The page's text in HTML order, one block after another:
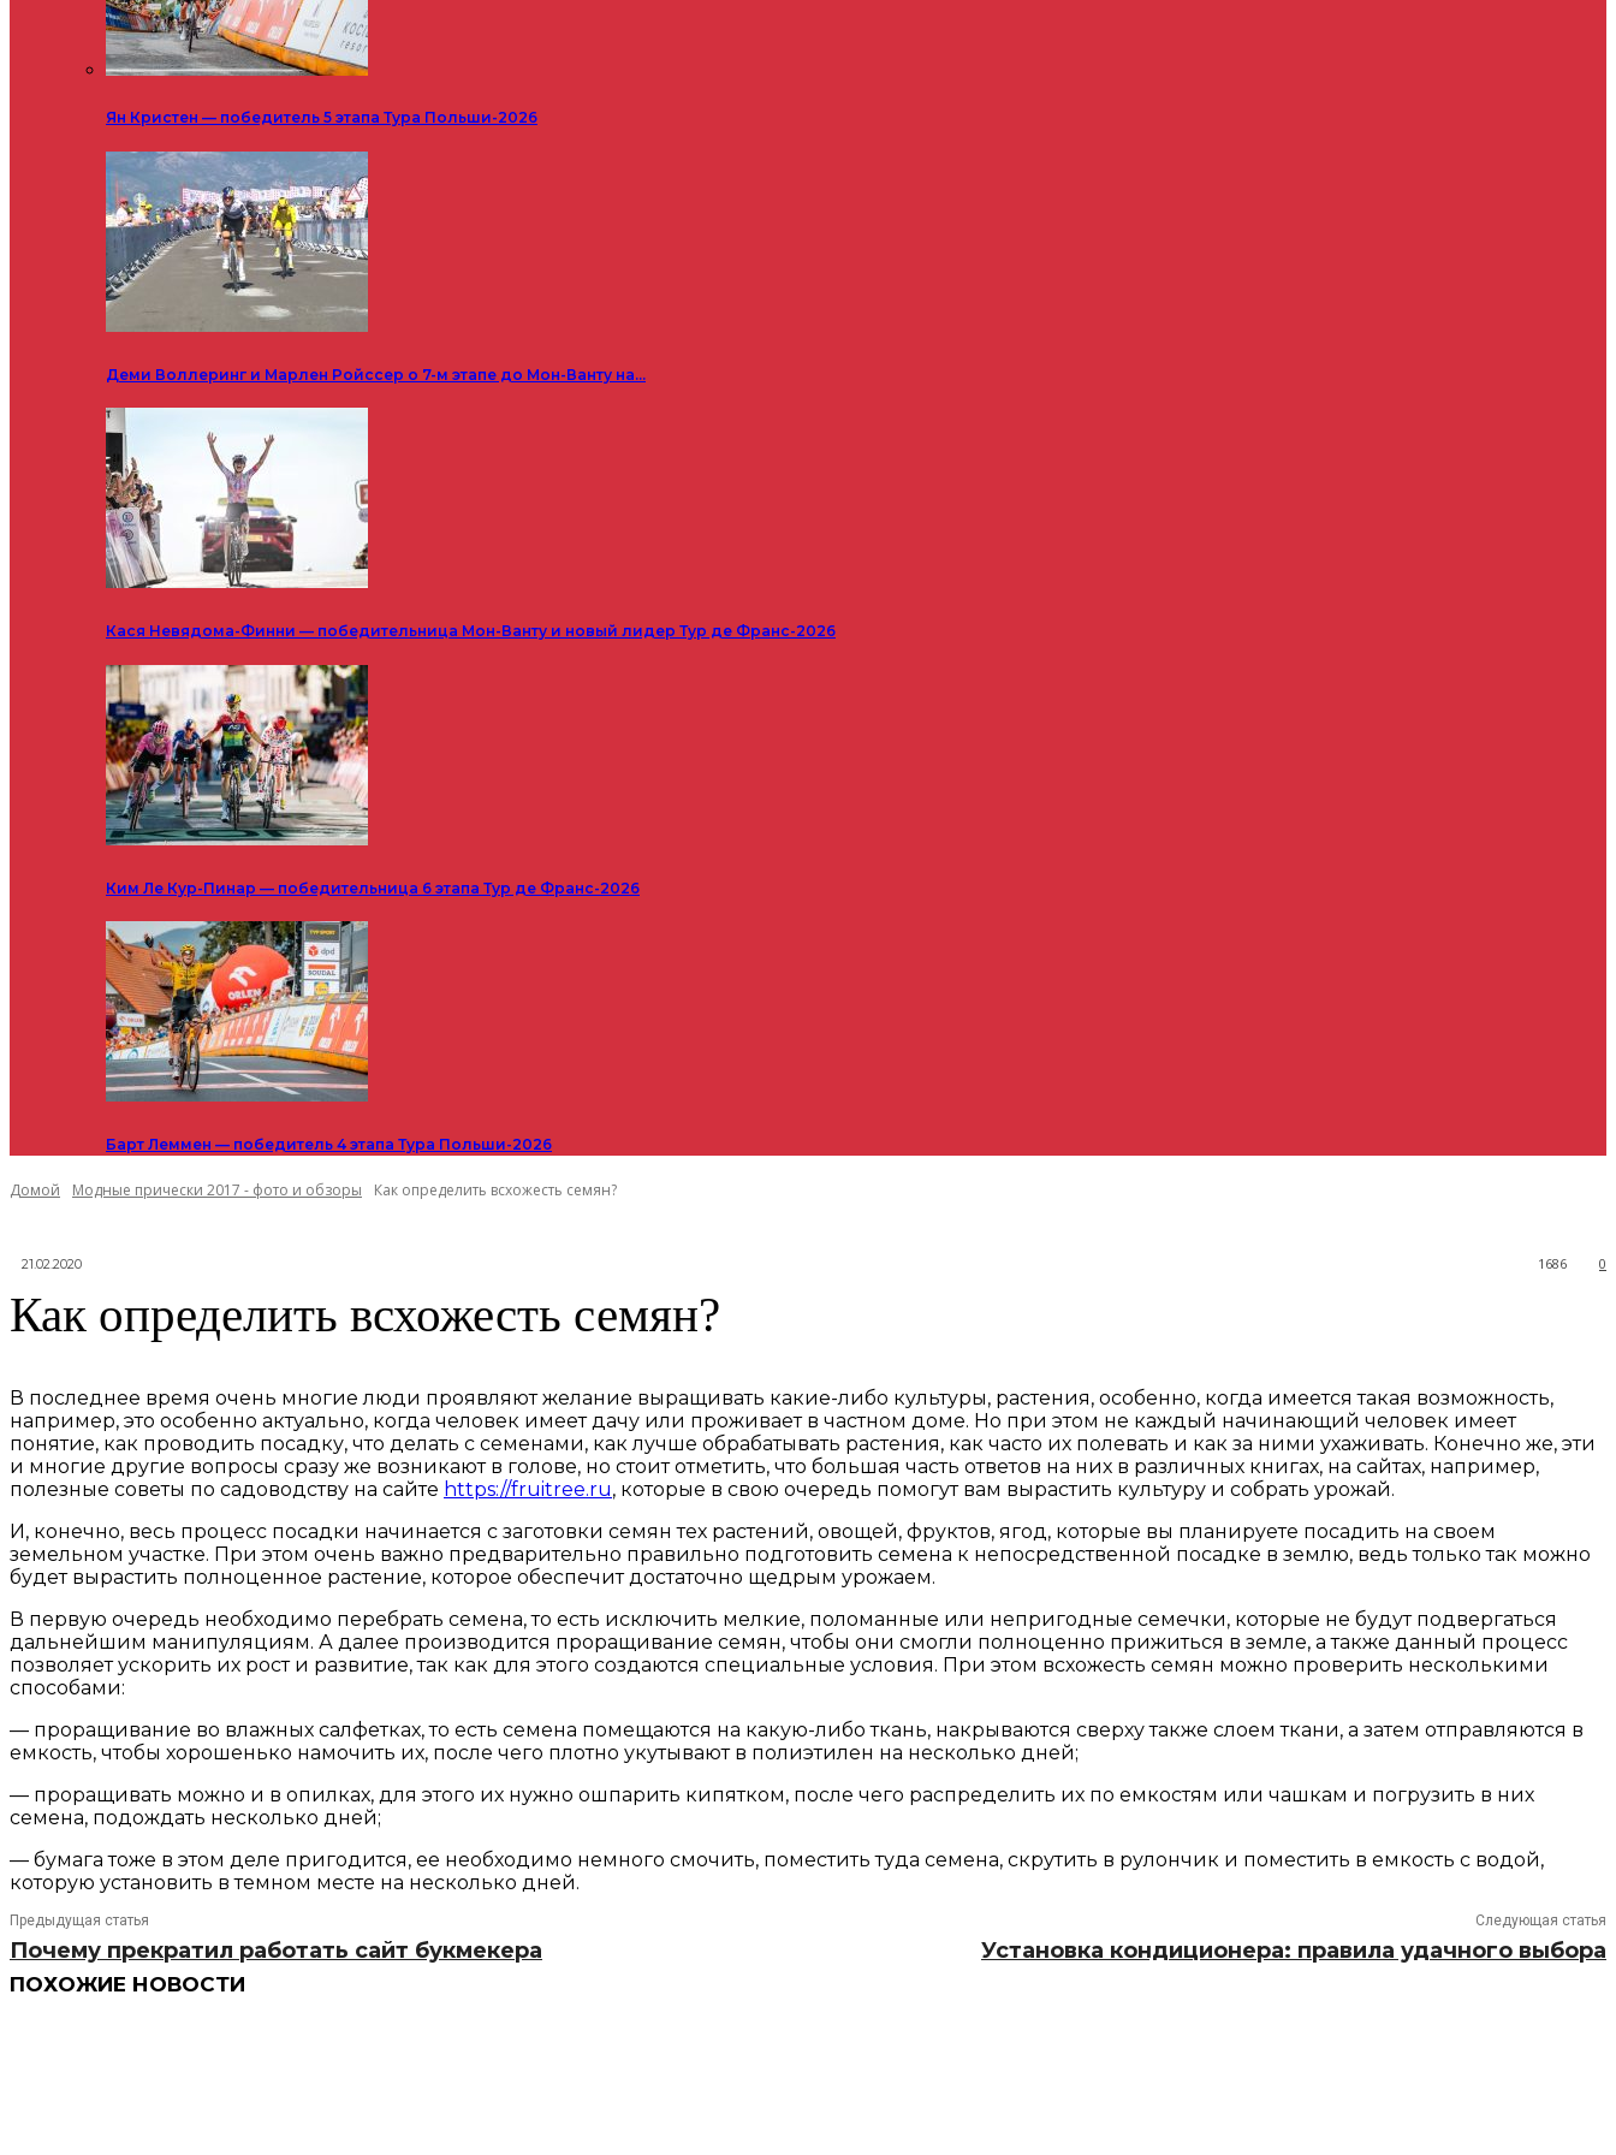
Ян Кристен — победитель 5 этапа Тура Польши-2026
Деми Воллеринг и Марлен Ройссер о 7-м этапе до Мон-Ванту на…
Кася Невядома-Финни — победительница Мон-Ванту и новый лидер Тур де Франс-2026
Ким Ле Кур-Пинар — победительница 6 этапа Тур де Франс-2026
Барт Леммен — победитель 4 этапа Тура Польши-2026
Домой Модные прически 2017 - фото и обзоры Как определить всхожесть семян?
21.02.2020 0
1686
Как определить всхожесть семян?
В последнее время очень многие люди проявляют желание выращивать какие-либо культуры, растения, особенно, когда имеется такая возможность,
например, это особенно актуально, когда человек имеет дачу или проживает в частном доме. Но при этом не каждый начинающий человек имеет
понятие, как проводить посадку, что делать с семенами, как лучше обрабатывать растения, как часто их полевать и как за ними ухаживать. Конечно же, эти
и многие другие вопросы сразу же возникают в голове, но стоит отметить, что большая часть ответов на них в различных книгах, на сайтах, например,
полезные советы по садоводству на сайте https://fruitree.ru, которые в свою очередь помогут вам вырастить культуру и собрать урожай.
И, конечно, весь процесс посадки начинается с заготовки семян тех растений, овощей, фруктов, ягод, которые вы планируете посадить на своем
земельном участке. При этом очень важно предварительно правильно подготовить семена к непосредственной посадке в землю, ведь только так можно
будет вырастить полноценное растение, которое обеспечит достаточно щедрым урожаем.
В первую очередь необходимо перебрать семена, то есть исключить мелкие, поломанные или непригодные семечки, которые не будут подвергаться
дальнейшим манипуляциям. А далее производится проращивание семян, чтобы они смогли полноценно прижиться в земле, а также данный процесс
позволяет ускорить их рост и развитие, так как для этого создаются специальные условия. При этом всхожесть семян можно проверить несколькими
способами:
— проращивание во влажных салфетках, то есть семена помещаются на какую-либо ткань, накрываются сверху также слоем ткани, а затем отправляются в
емкость, чтобы хорошенько намочить их, после чего плотно укутывают в полиэтилен на несколько дней;
— проращивать можно и в опилках, для этого их нужно ошпарить кипятком, после чего распределить их по емкостям или чашкам и погрузить в них
семена, подождать несколько дней;
— бумага тоже в этом деле пригодится, ее необходимо немного смочить, поместить туда семена, скрутить в рулончик и поместить в емкость с водой,
которую установить в темном месте на несколько дней.
Предыдущая статья
Почему прекратил работать сайт букмекера
Следующая статья
Установка кондиционера: правила удачного выбора
ПОХОЖИЕ НОВОСТИ